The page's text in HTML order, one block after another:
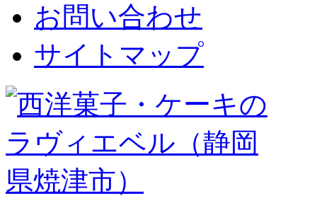
お問い合わせ
サイトマップ